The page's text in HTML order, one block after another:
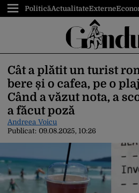
PoliticăActualitateExterne
Cât a plătit un turist
bere și o cafea, pe o
Când a văzut nota, a
a făcut poză
Andreea Voicu
Publicat: 09.08.2025, 10:26